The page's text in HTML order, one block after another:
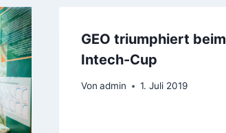
GEO triumphiert beim
Intech-Cup
Von admin 1. Juli 2019